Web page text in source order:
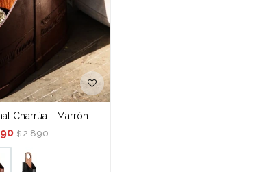
Charrúa - Marrón
$ 2.890